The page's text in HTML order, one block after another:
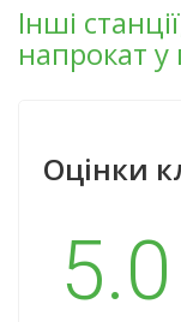
Інші
напрокат
Оцінки
5.0